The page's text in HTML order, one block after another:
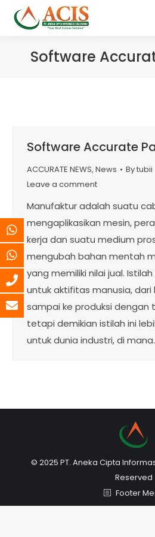
Software
Software Accurate
ACCURATE NEWS, News Bytubii
Leave a comment
Manufaktur adalah suatu
mengaplikasikan mesin,
kerja dan suatu medium
mengubah bahan mentah
yang memiliki nilai jual.
untuk aktifitas manusia, dari
sampai ke produksi dengan
tetapi demikian istilah ini
untuk dunia industri, di
© 2025 PT. Aneka Cipta
Reserved
Footer